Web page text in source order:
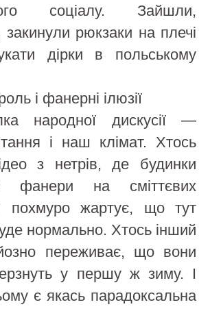
соціалу. Зайшли,
закинули рюкзаки на плечі
дірки в польському
і фанерні ілюзії
народної дискусії —
і наш клімат. Хтось
з нетрів, де будинки
фанери на сміттєвих
і похмуро жартує, що тут
нормально. Хтось інший
переживає, що вони
у першу ж зиму. І
є якась парадоксальна